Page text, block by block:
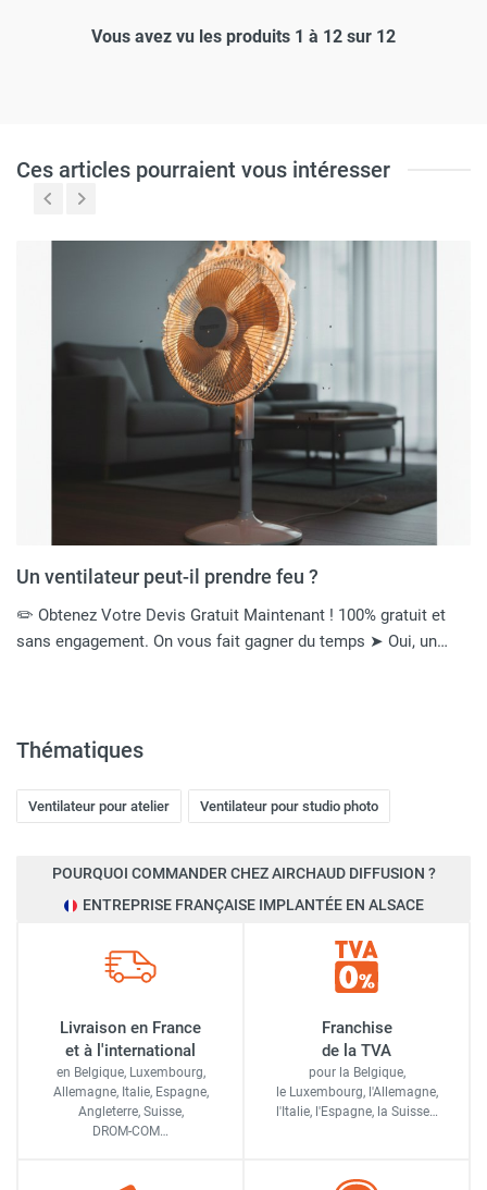
Vous avez vu les produits 1 à 12 sur 12
Ces articles pourraient vous intéresser
Un ventilateur peut-il prendre feu ?
✏️ Obtenez Votre Devis Gratuit Maintenant ! 100% gratuit et
sans engagement. On vous fait gagner du temps ➤ Oui, un…
Thématiques
Ventilateur pour atelier Ventilateur pour studio photo
POURQUOI COMMANDER CHEZ AIRCHAUD DIFFUSION ?
ENTREPRISE FRANÇAISE IMPLANTÉE EN ALSACE
Livraison en France
et à l'international
en Belgique, Luxembourg,
Allemagne, Italie, Espagne,
Angleterre, Suisse,
DROM-COM…
Franchise
de la TVA
pour la Belgique,
le Luxembourg, l'Allemagne,
l'Italie, l'Espagne, la Suisse…